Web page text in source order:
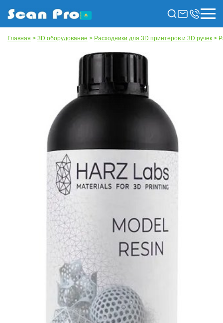
Главная > 3D оборудование > Расходники для 3D принтеров и 3D ручек >